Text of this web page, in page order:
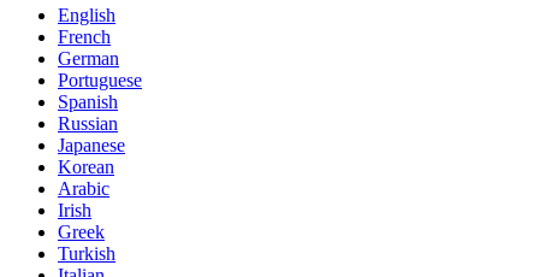
English
French
German
Portuguese
Spanish
Russian
Japanese
Korean
Arabic
Irish
Greek
Turkish